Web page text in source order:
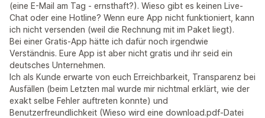
(eine E-Mail am Tag - ernsthaft?). Wieso gibt es keinen Live-
Chat oder eine Hotline? Wenn eure App nicht funktioniert, kann
ich nicht versenden (weil die Rechnung mit im Paket liegt).
Bei einer Gratis-App hätte ich dafür noch irgendwie
Verständnis. Eure App ist aber nicht gratis und ihr seid ein
deutsches Unternehmen.
Ich als Kunde erwarte von euch Erreichbarkeit, Transparenz bei
Ausfällen (beim Letzten mal wurde mir nichtmal erklärt, wie der
exakt selbe Fehler auftreten konnte) und
Benutzerfreundlichkeit (Wieso wird eine download.pdf-Datei